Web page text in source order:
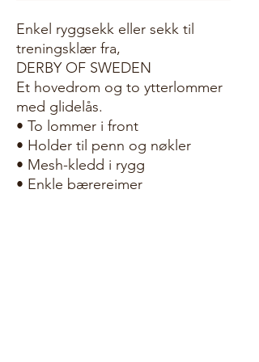
Enkel ryggsekk eller sekk til
treningsklær fra,
DERBY OF SWEDEN
Et hovedrom og to ytterlommer
med glidelås.
• To lommer i front
• Holder til penn og nøkler
• Mesh-kledd i rygg
• Enkle bærereimer